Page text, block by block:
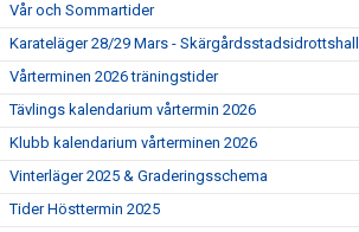
Vår och Sommartider
Karateläger 28/29 Mars - Skärgårdsstadsidrottshall
Vårterminen 2026 träningstider
Tävlings kalendarium vårtermin 2026
Klubb kalendarium vårterminen 2026
Vinterläger 2025 & Graderingsschema
Tider Hösttermin 2025